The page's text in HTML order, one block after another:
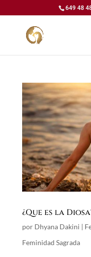
649 48
¿Que es la
por Dhyana Dakini |
Feminidad Sagrada